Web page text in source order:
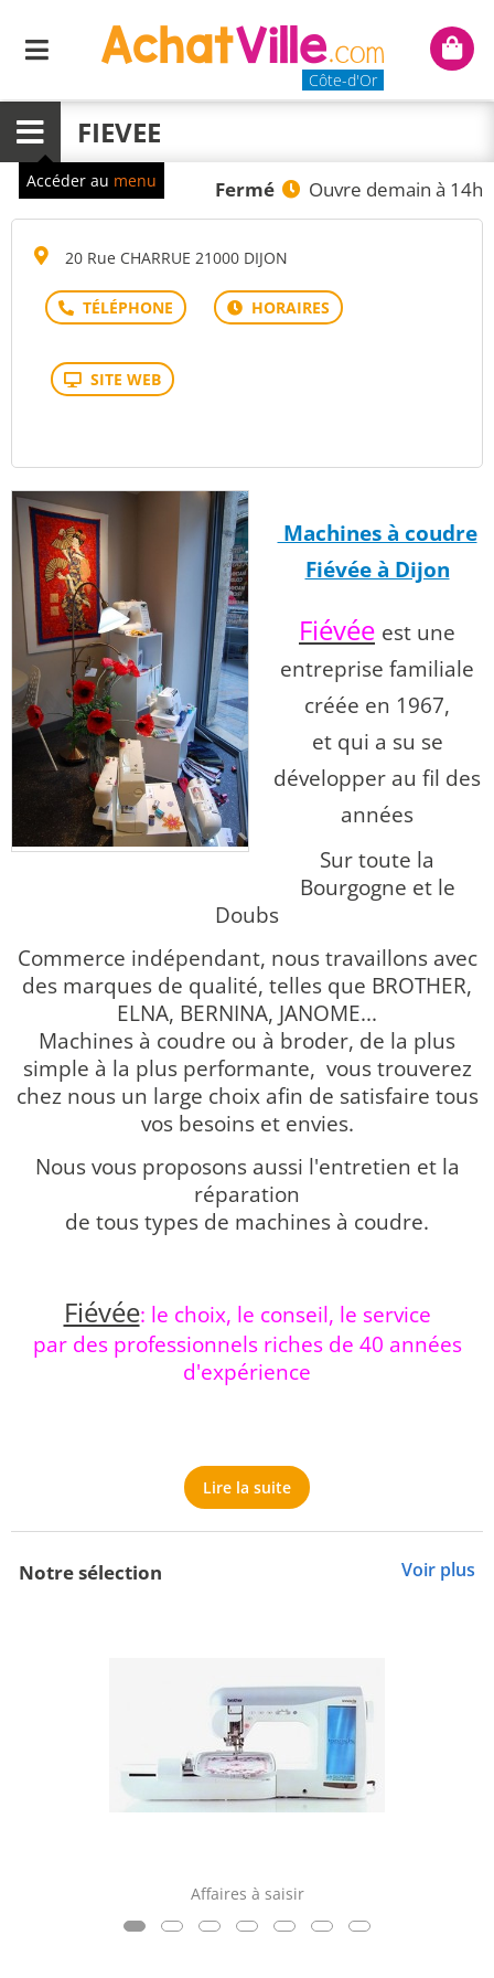
Menu
Côte-d'Or
Mon
Menu FIEVEE
Fermé Ouvre demain à 14h
20 Rue CHARRUE 21000 DIJON
Accéder au menu
Machines à coudre
Fiévée à Dijon
Fiévée est une
entreprise familiale
créée en 1967,
et qui a su se
développer au fil des
années
Sur toute la
Bourgogne et le
Doubs
Commerce indépendant, nous travaillons avec
des marques de qualité, telles que BROTHER,
ELNA, BERNINA, JANOME...
Machines à coudre ou à broder, de la plus
simple à la plus performante, vous trouverez
chez nous un large choix afin de satisfaire tous
vos besoins et envies.
Nous vous proposons aussi l'entretien et la
réparation
de tous types de machines à coudre.
Fiévée: le choix, le conseil, le service
par des professionnels riches de 40 années
d'expérience
Lire la suite
Notre sélection Voir plus
Affaires à saisir